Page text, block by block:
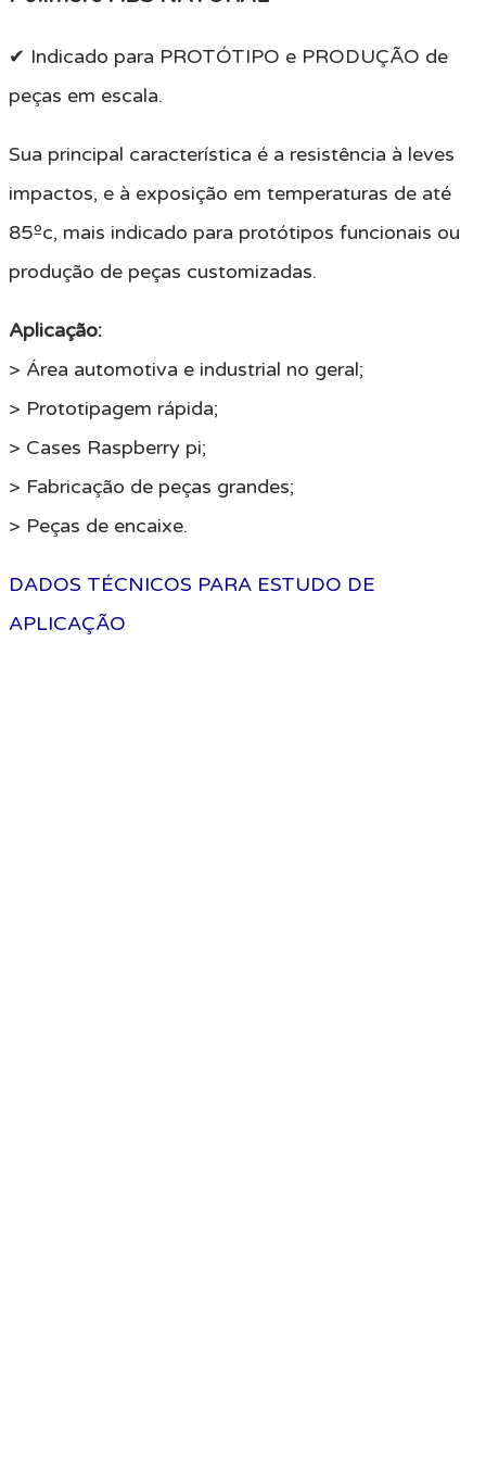
✔ Indicado para PROTÓTIPO e PRODUÇÃO de
peças em escala.
Sua principal característica é a resistência à leves
impactos, e à exposição em temperaturas de até
85ºc, mais indicado para protótipos funcionais ou
produção de peças customizadas.
Aplicação:
> Área automotiva e industrial no geral;
> Prototipagem rápida;
> Cases Raspberry pi;
> Fabricação de peças grandes;
> Peças de encaixe.
DADOS TÉCNICOS PARA ESTUDO DE
APLICAÇÃO